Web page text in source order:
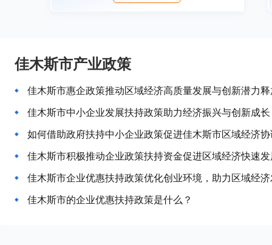
佳木斯市产业政策
佳木斯市惠企政策推动区域经济高质量发展与创新潜力
佳木斯市中小企业发展扶持政策助力经济振兴与创新成长
如何借助政府扶持中小企业政策促进佳木斯市区域经济
佳木斯市积极推动企业政策扶持资金促进区域经济快速
佳木斯市企业优惠扶持政策优化创业环境，助力区域经
佳木斯市的企业优惠扶持政策是什么？